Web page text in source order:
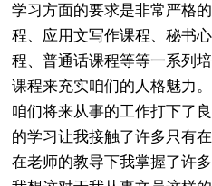
学习方面的要求是非常严格
程、应用文写作课程、秘书
程、普通话课程等等一系列
课程来充实咱们的人格魅力
咱们将来从事的工作打下了
的学习让我接触了许多只有
在老师的教导下我掌握了许